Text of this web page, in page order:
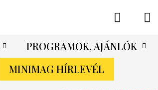
PROGRAMOK, AJÁNLÓK
MINIMAG HÍRLEVÉL